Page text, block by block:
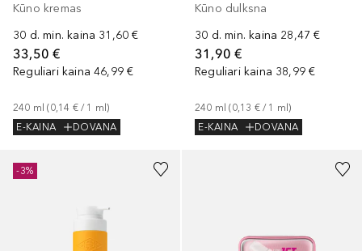
Kūno kremas
30 d. min. kaina 31,60 €
33,50 €
Reguliari kaina 46,99 €
240 ml (0,14 € / 1 ml)
E-KAINA
DOVANA
Kūno dulksna
30 d. min. kaina 28,47 €
31,90 €
Reguliari kaina 38,99 €
240 ml (0,13 € / 1 ml)
E-KAINA
DOVANA
-3%